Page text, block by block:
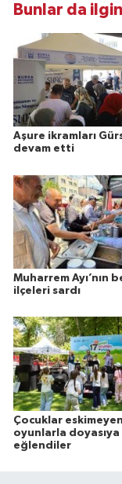
Bunlar da
Aşure ikramları
devam etti
Muharrem Ayı’nın
ilçeleri sardı
Çocuklar eskimeyen
oyunlarla doyasıya
eğlendiler